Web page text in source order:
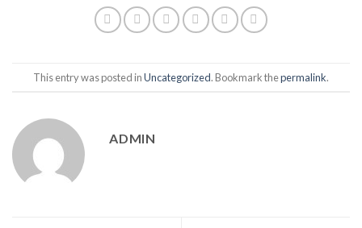
This entry was posted inUncategorized. Bookmark thepermalink.
ADMIN